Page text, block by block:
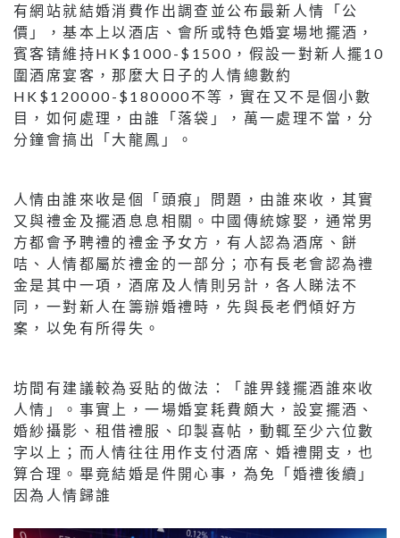
有網站就結婚消費作出調查並公布最新人情「公
價」，基本上以酒店、會所或特色婚宴場地擺酒，
賓客锖維持HK$1000-$1500，假設一對新人擺10
圍酒席宴客，那麼大日子的人情總數約
HK$120000-$180000不等，實在又不是個小數
目，如何處理，由誰「落袋」，萬一處理不當，分
分鐘會搞出「大龍鳳」。
人情由誰來收是個「頭痕」問題，由誰來收，其實
又與禮金及擺酒息息相關。中國傳統嫁娶，通常男
方都會予聘禮的禮金予女方，有人認為酒席、餅
咭、人情都屬於禮金的一部分；亦有長老會認為禮
金是其中一項，酒席及人情則另計，各人睇法不
同，一對新人在籌辦婚禮時，先與長老們傾好方
案，以免有所得失。
坊間有建議較為妥貼的做法：「誰畀錢擺酒誰來收
人情」。事實上，一場婚宴耗費頗大，設宴擺酒、
婚紗攝影、租借禮服、印製喜帖，動輒至少六位數
字以上；而人情往往用作支付酒席、婚禮開支，也
算合理。畢竟結婚是件開心事，為免「婚禮後續」
因為人情歸誰